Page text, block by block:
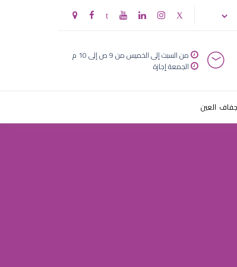
من السبت إلى الخميس من 9 ص إلى 10 م
الجمعة إجازة
العين